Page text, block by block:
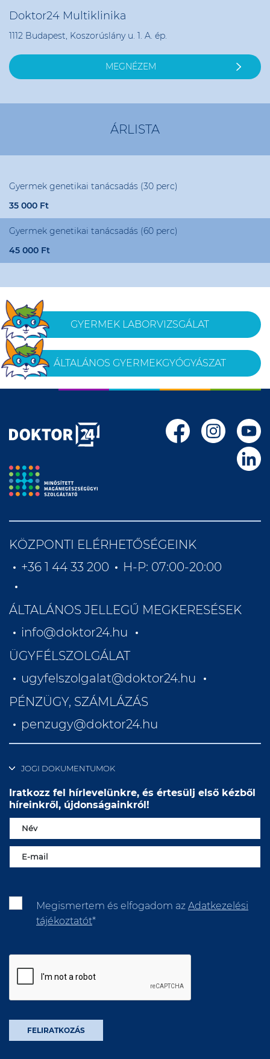
Doktor24 Multiklinika
1112 Budapest, Koszorúslány u. 1. A. ép.
MEGNÉZEM
ÁRLISTA
Gyermek genetikai tanácsadás (30 perc)
35 000 Ft
Gyermek genetikai tanácsadás (60 perc)
45 000 Ft
GYERMEK LABORVIZSGÁLAT
ÁLTALÁNOS GYERMEKGYÓGYÁSZAT
KÖZPONTI ELÉRHETŐSÉGEINK
+36 1 44 33 200
H-P: 07:00-20:00
ÁLTALÁNOS JELLEGŰ MEGKERESÉSEK
info@doktor24.hu
ÜGYFÉLSZOLGÁLAT
ugyfelszolgalat@doktor24.hu
PÉNZÜGY, SZÁMLÁZÁS
penzugy@doktor24.hu
JOGI DOKUMENTUMOK
Iratkozz fel hírlevelünkre, és értesülj első kézből
híreinkről, újdonságainkról!
Megismertem és elfogadom az Adatkezelési
tájékoztatót*